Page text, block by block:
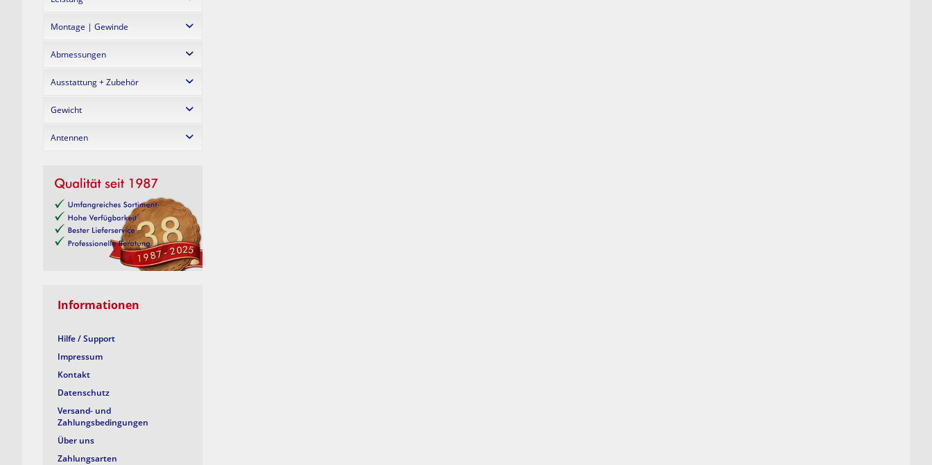
15 V DC
45 W
Montage | Gewinde
3/8" Gewinde
Abmessungen
235 x 190 x 32 mm
Ausstattung + Zubehör
Betterien
Gewicht
585 g
Antennen
Informationen
Hilfe / Support
Impressum
Kontakt
Datenschutz
Versand- und
Zahlungsbedingungen
Über uns
Zahlungsarten